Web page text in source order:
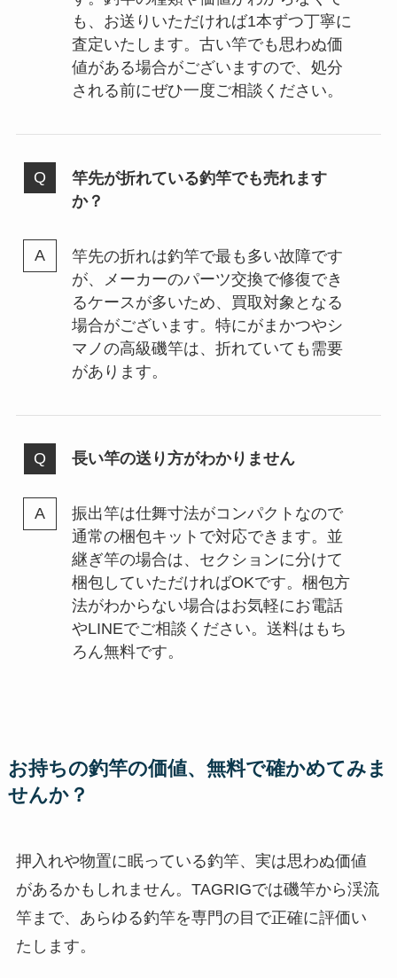
も、お送りいただければ1本ずつ丁寧に
査定いたします。古い竿でも思わぬ価
値がある場合がございますので、処分
される前にぜひ一度ご相談ください。
竿先が折れている釣竿でも売れます
か？
竿先の折れは釣竿で最も多い故障です
が、メーカーのパーツ交換で修復でき
るケースが多いため、買取対象となる
場合がございます。特にがまかつやシ
マノの高級磯竿は、折れていても需要
があります。
長い竿の送り方がわかりません
振出竿は仕舞寸法がコンパクトなので
通常の梱包キットで対応できます。並
継ぎ竿の場合は、セクションに分けて
梱包していただければOKです。梱包方
法がわからない場合はお気軽にお電話
やLINEでご相談ください。送料はもち
ろん無料です。
お持ちの釣竿の価値、無料で確かめてみま
せんか？
押入れや物置に眠っている釣竿、実は思わぬ価値
があるかもしれません。TAGRIGでは磯竿から渓流
竿まで、あらゆる釣竿を専門の目で正確に評価い
たします。